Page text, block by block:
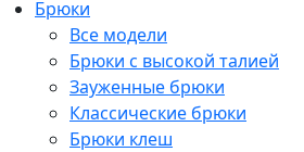
Брюки
Все модели
Брюки с высокой талией
Зауженные брюки
Классические брюки
Брюки клеш